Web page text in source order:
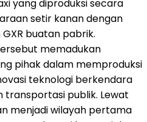
yang diproduksi secara
setir kanan dengan
buatan pabrik.
memadukan
pihak dalam memproduksi
teknologi berkendara
publik. Lewat
menjadi wilayah pertama